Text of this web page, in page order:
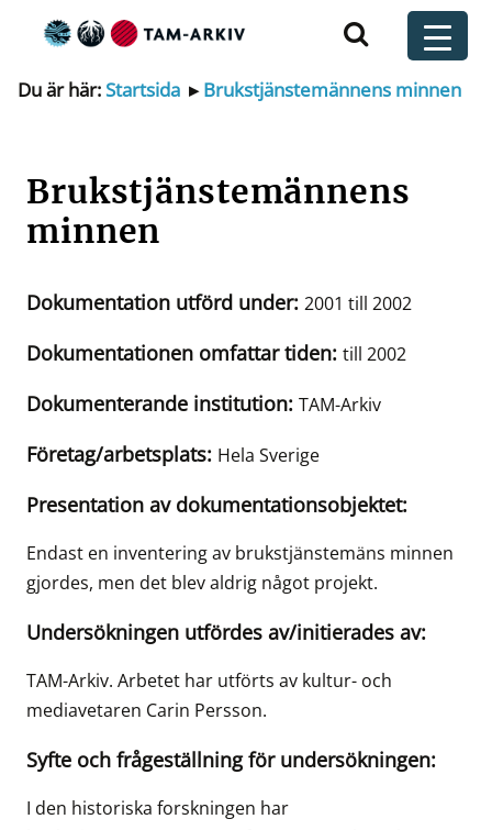
Huvudnavigering
Du är här:Startsida ▸Brukstjänstemännens minnen
Brukstjänstemännens
minnen
Dokumentation utförd under: 2001 till 2002
Dokumentationen omfattar tiden: till 2002
Dokumenterande institution: TAM-Arkiv
Företag/arbetsplats: Hela Sverige
Presentation av dokumentationsobjektet:
Endast en inventering av brukstjänstemäns minnen
gjordes, men det blev aldrig något projekt.
Undersökningen utfördes av/initierades av:
TAM-Arkiv. Arbetet har utförts av kultur- och
mediavetaren Carin Persson.
Syfte och frågeställning för undersökningen:
I den historiska forskningen har